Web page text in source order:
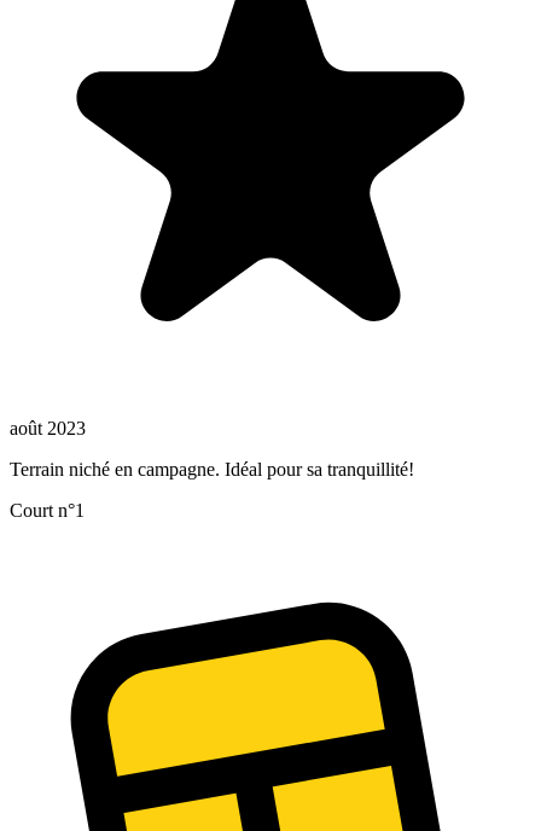
août 2023
Terrain niché en campagne. Idéal pour sa tranquillité!
Court n°1